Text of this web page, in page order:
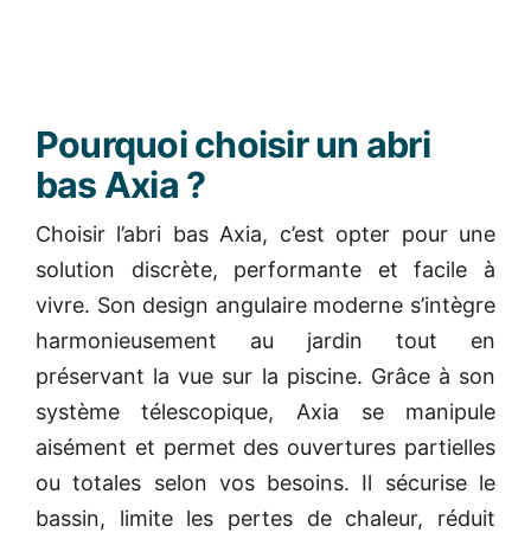
Pourquoi choisir un abri
bas Axia ?
Choisir l’abri bas Axia, c’est opter pour une
solution discrète, performante et facile à
vivre. Son design angulaire moderne s’intègre
harmonieusement au jardin tout en
préservant la vue sur la piscine. Grâce à son
système télescopique, Axia se manipule
aisément et permet des ouvertures partielles
ou totales selon vos besoins. Il sécurise le
bassin, limite les pertes de chaleur, réduit